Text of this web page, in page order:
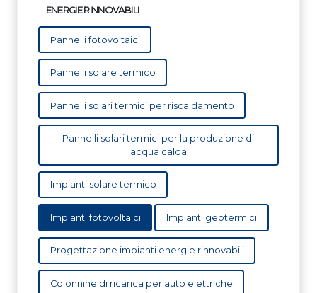
ENERGIE RINNOVABILI
Pannelli fotovoltaici
Pannelli solare termico
Pannelli solari termici per riscaldamento
Pannelli solari termici per la produzione di
acqua calda
Impianti solare termico
Impianti fotovoltaici Impianti geotermici
Progettazione impianti energie rinnovabili
Colonnine di ricarica per auto elettriche